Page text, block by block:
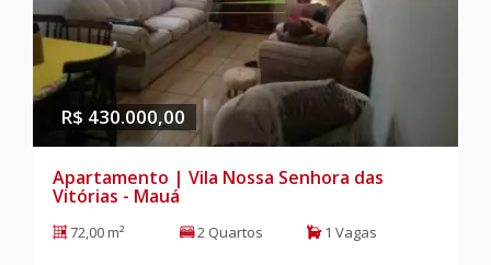
R$ 430.000,00
Apartamento | Vila Nossa Senhora das
Vitórias - Mauá
72,00 m² 2 Quartos 1 Vagas